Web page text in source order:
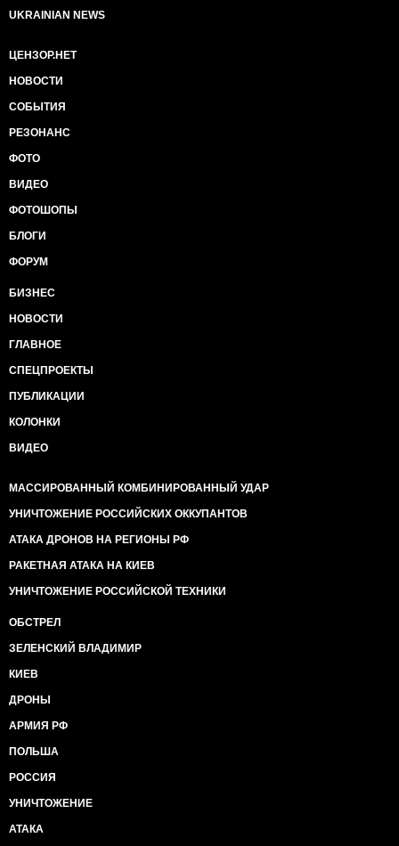
UKRAINIAN NEWS
ЦЕНЗОР.НЕТ
НОВОСТИ
СОБЫТИЯ
РЕЗОНАНС
ФОТО
ВИДЕО
ФОТОШОПЫ
БЛОГИ
ФОРУМ
БИЗНЕС
НОВОСТИ
ГЛАВНОЕ
СПЕЦПРОЕКТЫ
ПУБЛИКАЦИИ
КОЛОНКИ
ВИДЕО
МАССИРОВАННЫЙ КОМБИНИРОВАННЫЙ УДАР
УНИЧТОЖЕНИЕ РОССИЙСКИХ ОККУПАНТОВ
АТАКА ДРОНОВ НА РЕГИОНЫ РФ
РАКЕТНАЯ АТАКА НА КИЕВ
УНИЧТОЖЕНИЕ РОССИЙСКОЙ ТЕХНИКИ
ОБСТРЕЛ
ЗЕЛЕНСКИЙ ВЛАДИМИР
КИЕВ
ДРОНЫ
АРМИЯ РФ
ПОЛЬША
РОССИЯ
УНИЧТОЖЕНИЕ
АТАКА